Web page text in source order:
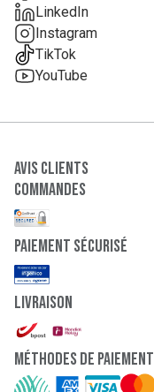
LinkedIn
Instagram
TikTok
YouTube
Avis clients
Commandes
paiement sécurisé
Livraison
Méthodes de paiement